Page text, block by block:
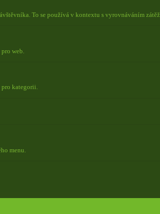
To se používá v kontextu s vyrovnáváním
web.
kategorii.
menu.